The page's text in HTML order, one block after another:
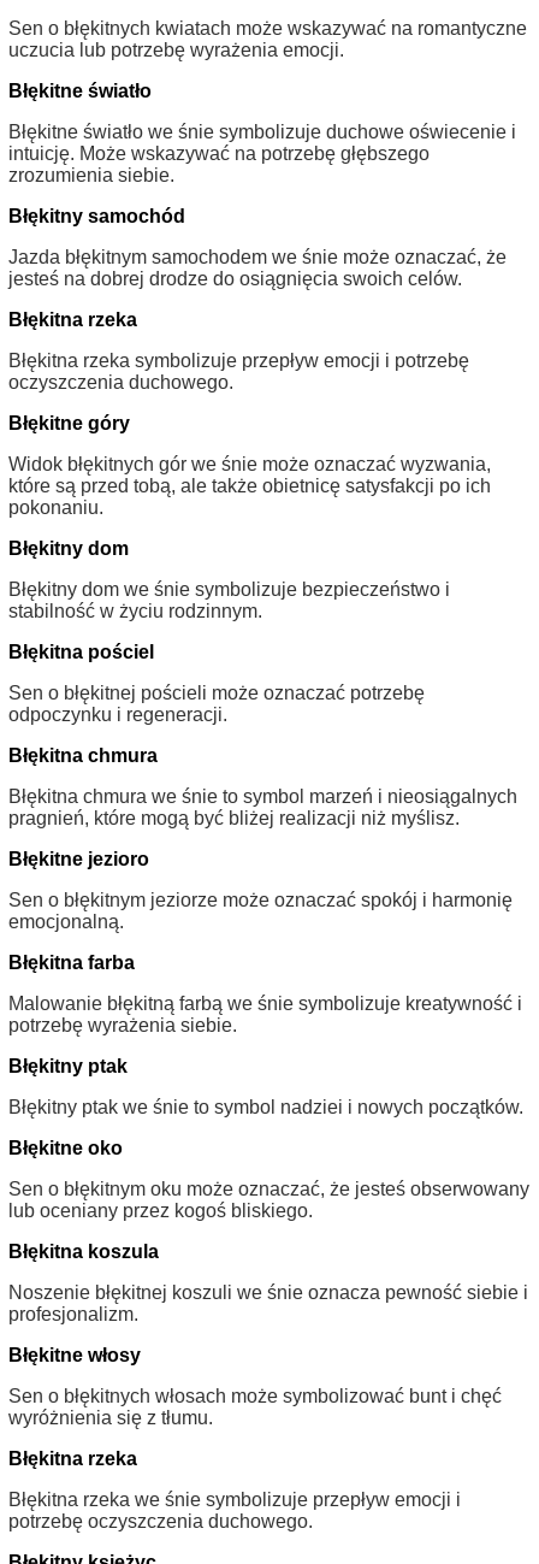
Sen o błękitnych kwiatach może wskazywać na romantyczne
uczucia lub potrzebę wyrażenia emocji.
Błękitne światło
Błękitne światło we śnie symbolizuje duchowe oświecenie i
intuicję. Może wskazywać na potrzebę głębszego
zrozumienia siebie.
Błękitny samochód
Jazda błękitnym samochodem we śnie może oznaczać, że
jesteś na dobrej drodze do osiągnięcia swoich celów.
Błękitna rzeka
Błękitna rzeka symbolizuje przepływ emocji i potrzebę
oczyszczenia duchowego.
Błękitne góry
Widok błękitnych gór we śnie może oznaczać wyzwania,
które są przed tobą, ale także obietnicę satysfakcji po ich
pokonaniu.
Błękitny dom
Błękitny dom we śnie symbolizuje bezpieczeństwo i
stabilność w życiu rodzinnym.
Błękitna pościel
Sen o błękitnej pościeli może oznaczać potrzebę
odpoczynku i regeneracji.
Błękitna chmura
Błękitna chmura we śnie to symbol marzeń i nieosiągalnych
pragnień, które mogą być bliżej realizacji niż myślisz.
Błękitne jezioro
Sen o błękitnym jeziorze może oznaczać spokój i harmonię
emocjonalną.
Błękitna farba
Malowanie błękitną farbą we śnie symbolizuje kreatywność i
potrzebę wyrażenia siebie.
Błękitny ptak
Błękitny ptak we śnie to symbol nadziei i nowych początków.
Błękitne oko
Sen o błękitnym oku może oznaczać, że jesteś obserwowany
lub oceniany przez kogoś bliskiego.
Błękitna koszula
Noszenie błękitnej koszuli we śnie oznacza pewność siebie i
profesjonalizm.
Błękitne włosy
Sen o błękitnych włosach może symbolizować bunt i chęć
wyróżnienia się z tłumu.
Błękitna rzeka
Błękitna rzeka we śnie symbolizuje przepływ emocji i
potrzebę oczyszczenia duchowego.